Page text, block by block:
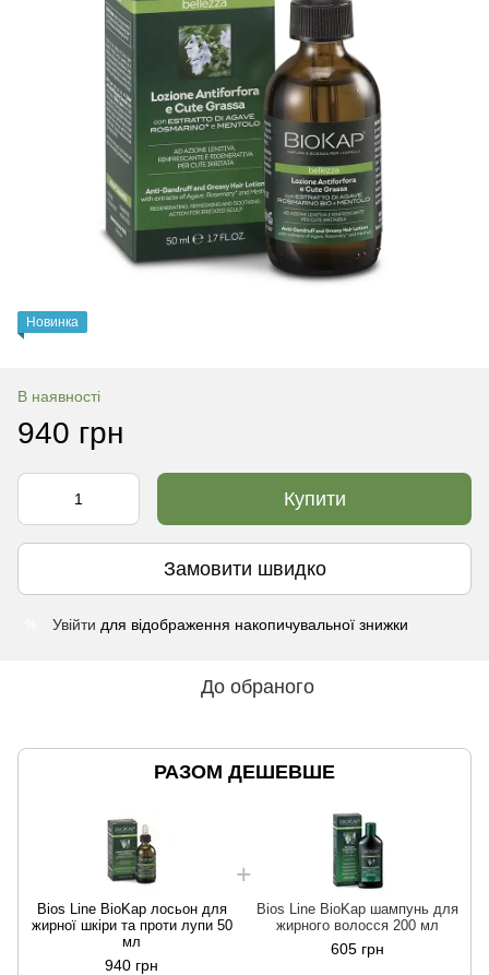
Новинка
В наявності
940 грн
Купити
Замовити швидко
Увійти для відображення накопичувальної знижки
До обраного
РАЗОМ ДЕШЕВШЕ
Bios Line BioKap лосьон для
жирної шкіри та проти лупи 50
мл
940 грн
Bios Line BioKap шампунь для
жирного волосся 200 мл
605 грн